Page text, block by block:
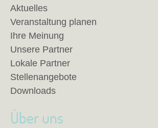
Aktuelles
Veranstaltung planen
Ihre Meinung
Unsere Partner
Lokale Partner
Stellenangebote
Downloads
Über uns